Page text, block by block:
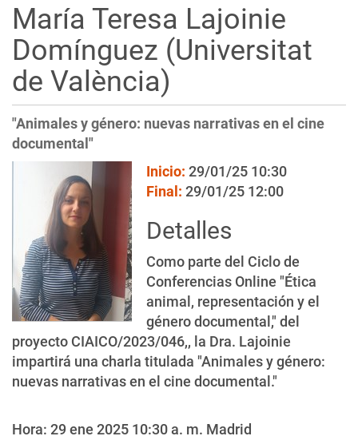
María Teresa Lajoinie
Domínguez (Universitat
de València)
"Animales y género: nuevas narrativas en el cine
documental"
Inicio: 29/01/25 10:30
Final: 29/01/25 12:00
Detalles
Como parte del Ciclo de
Conferencias Online "Ética
animal, representación y el
género documental," del
proyecto CIAICO/2023/046,, la Dra. Lajoinie
impartirá una charla titulada "Animales y género:
nuevas narrativas en el cine documental."
Hora: 29 ene 2025 10:30 a. m. Madrid